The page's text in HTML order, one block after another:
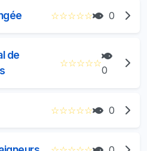
☆☆☆☆☆ 0
de
☆☆☆☆☆
0
☆☆☆☆☆ 0